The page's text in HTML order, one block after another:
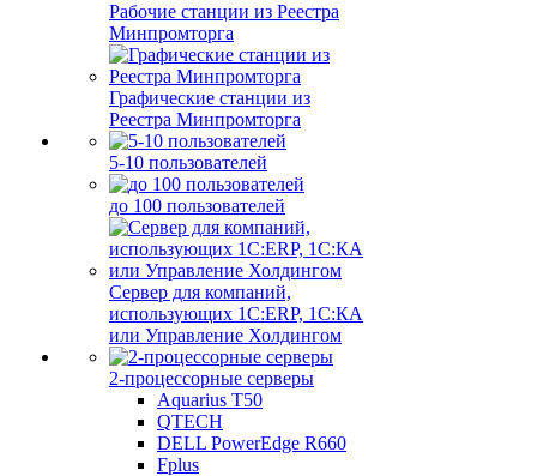
Рабочие станции из Реестра
Минпромторга
Графические станции из
Реестра Минпромторга
5-10 пользователей
до 100 пользователей
Сервер для компаний,
использующих 1C:ERP, 1С:КА
или Управление Холдингом
2-процессорные серверы
Aquarius T50
QTECH
DELL PowerEdge R660
Fplus